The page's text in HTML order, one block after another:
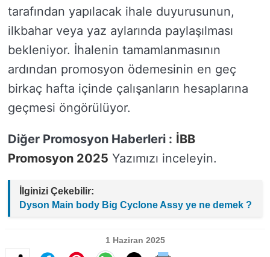
tarafından yapılacak ihale duyurusunun,
ilkbahar veya yaz aylarında paylaşılması
bekleniyor. İhalenin tamamlanmasının
ardından promosyon ödemesinin en geç
birkaç hafta içinde çalışanların hesaplarına
geçmesi öngörülüyor.
Diğer Promosyon Haberleri : İBB
Promosyon 2025 Yazımızı inceleyin.
İlginizi Çekebilir:
Dyson Main body Big Cyclone Assy ye ne demek ?
1 Haziran 2025